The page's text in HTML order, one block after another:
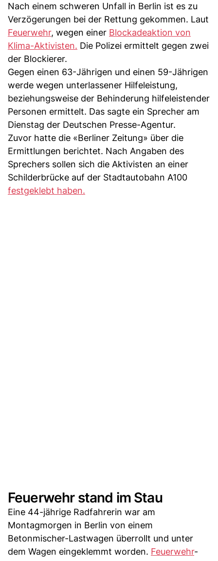
Nach einem schweren Unfall in Berlin ist es zu
Verzögerungen bei der Rettung gekommen. Laut
Feuerwehr, wegen einer Blockadeaktion von
Klima-Aktivisten. Die Polizei ermittelt gegen zwei
der Blockierer.
Gegen einen 63-Jährigen und einen 59-Jährigen
werde wegen unterlassener Hilfeleistung,
beziehungsweise der Behinderung hilfeleistender
Personen ermittelt. Das sagte ein Sprecher am
Dienstag der Deutschen Presse-Agentur.
Zuvor hatte die «Berliner Zeitung» über die
Ermittlungen berichtet. Nach Angaben des
Sprechers sollen sich die Aktivisten an einer
Schilderbrücke auf der Stadtautobahn A100
festgeklebt haben.
Feuerwehr stand im Stau
Eine 44-jährige Radfahrerin war am
Montagmorgen in Berlin von einem
Betonmischer-Lastwagen überrollt und unter
dem Wagen eingeklemmt worden. Feuerwehr-